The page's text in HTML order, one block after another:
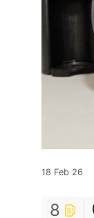
18 Feb 26
8